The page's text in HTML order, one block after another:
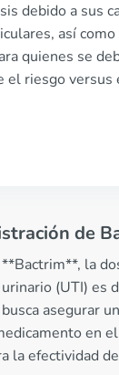
debido a sus
así
quienes se
el riesgo
de
la
(UTI) es
asegurar
en
la efectividad